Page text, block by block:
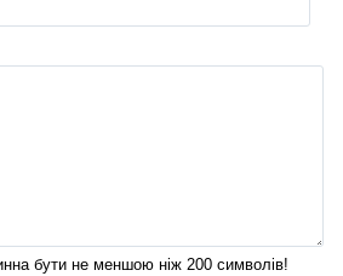
бути не меншою ніж 200 символів!